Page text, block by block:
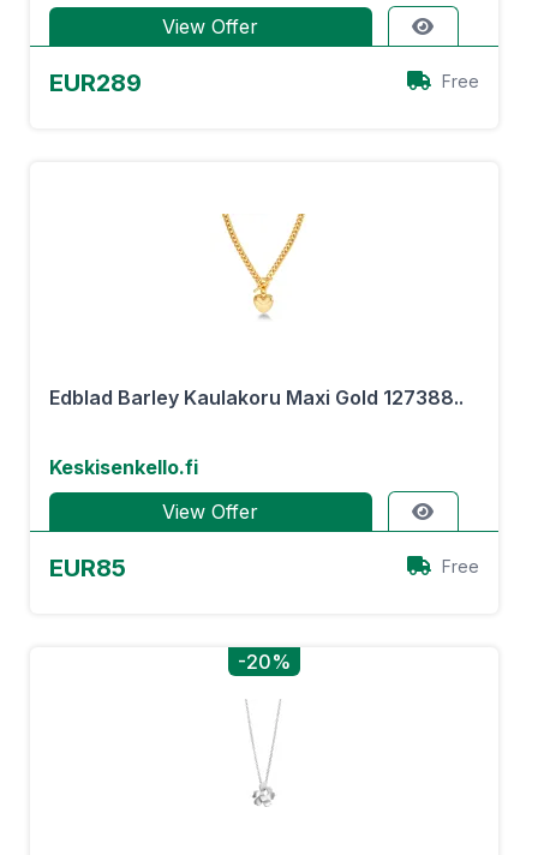
View Offer
EUR289 Free
Edblad Barley Kaulakoru Maxi Gold 127388..
Keskisenkello.fi
View Offer
EUR85 Free
-20%